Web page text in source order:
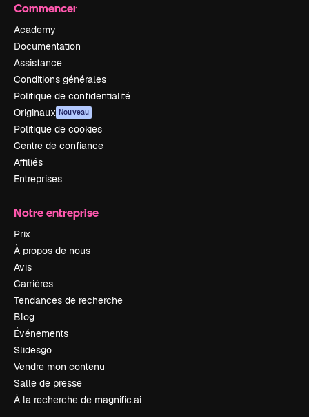
Commencer
Academy
Documentation
Assistance
Conditions générales
Politique de confidentialité
Originaux Nouveau
Politique de cookies
Centre de confiance
Affiliés
Entreprises
Notre entreprise
Prix
À propos de nous
Avis
Carrières
Tendances de recherche
Blog
Événements
Slidesgo
Vendre mon contenu
Salle de presse
À la recherche de magnific.ai